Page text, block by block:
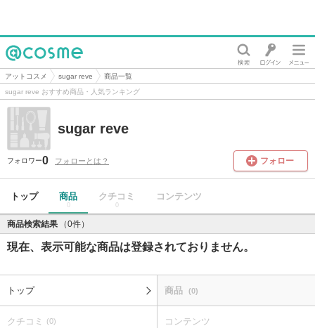
@cosme
アットコスメ sugar reve
商品一覧
sugar reve おすすめ商品・人気ランキング
sugar reve
フォロワー0 フォローとは？ フォロー
トップ 商品
0
クチコミ
0
コンテンツ
商品検索結果 （0件）
現在、表示可能な商品は登録されておりません。
トップ 商品 (0)
クチコミ (0) コンテンツ